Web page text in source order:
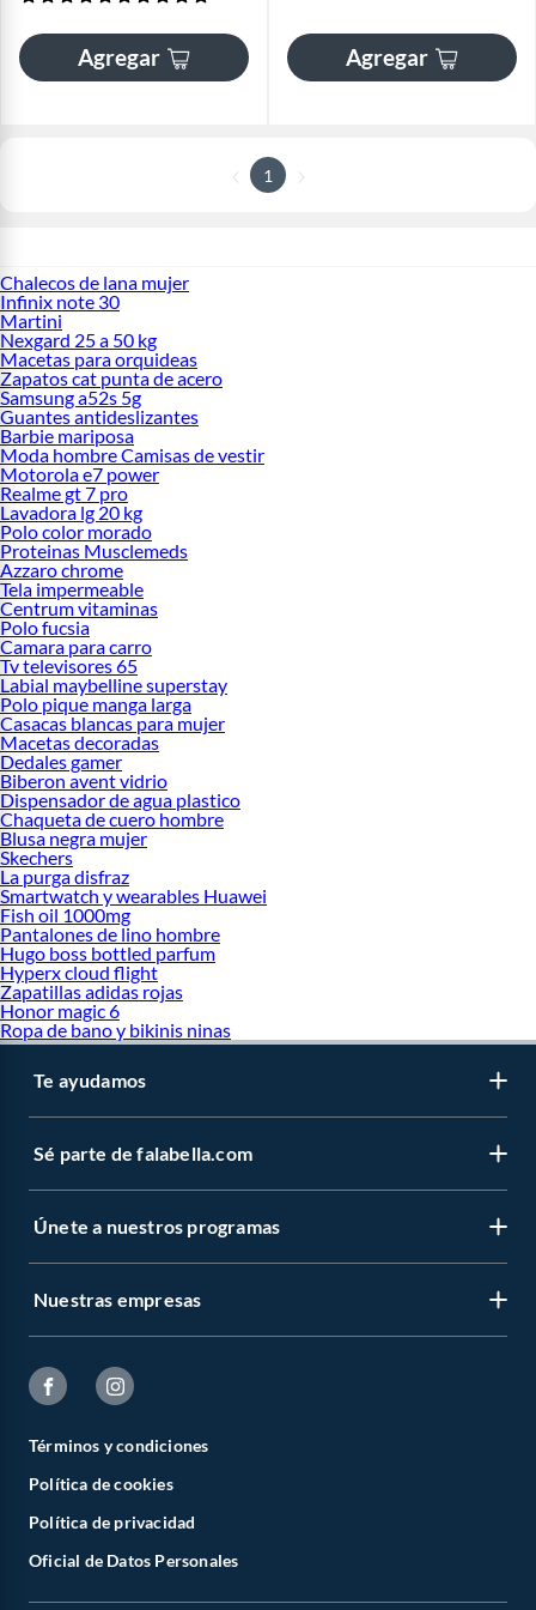
Agregar Agregar
1
Chalecos de lana mujer
Infinix note 30
Martini
Nexgard 25 a 50 kg
Macetas para orquideas
Zapatos cat punta de acero
Samsung a52s 5g
Guantes antideslizantes
Barbie mariposa
Moda hombre Camisas de vestir
Motorola e7 power
Realme gt 7 pro
Lavadora lg 20 kg
Polo color morado
Proteinas Musclemeds
Azzaro chrome
Tela impermeable
Centrum vitaminas
Polo fucsia
Camara para carro
Tv televisores 65
Labial maybelline superstay
Polo pique manga larga
Casacas blancas para mujer
Macetas decoradas
Dedales gamer
Biberon avent vidrio
Dispensador de agua plastico
Chaqueta de cuero hombre
Blusa negra mujer
Skechers
La purga disfraz
Smartwatch y wearables Huawei
Fish oil 1000mg
Pantalones de lino hombre
Hugo boss bottled parfum
Hyperx cloud flight
Zapatillas adidas rojas
Honor magic 6
Ropa de bano y bikinis ninas
Te ayudamos
Sé parte de falabella.com
Únete a nuestros programas
Nuestras empresas
Términos y condiciones
Política de cookies
Política de privacidad
Oficial de Datos Personales